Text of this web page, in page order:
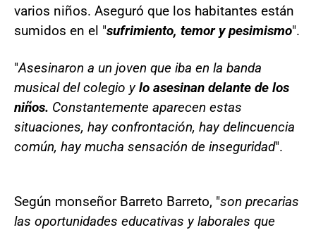
varios niños. Aseguró que los habitantes están
sumidos en el "sufrimiento, temor y pesimismo".
"Asesinaron a un joven que iba en la banda
musical del colegio ylo asesinan delante de los
niños. Constantemente aparecen estas
situaciones, hay confrontación, hay delincuencia
común, hay mucha sensación de inseguridad".
Según monseñor Barreto Barreto, "son precarias
las oportunidades educativas y laborales que